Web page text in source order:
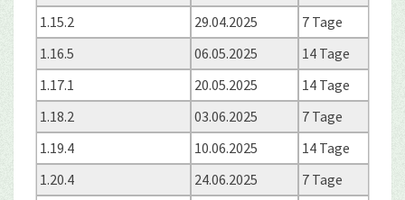
1.15.2
29.04.2025
7 Tage
1.16.5
06.05.2025
14 Tage
1.17.1
20.05.2025
14 Tage
1.18.2
03.06.2025
7 Tage
1.19.4
10.06.2025
14 Tage
1.20.4
24.06.2025
7 Tage